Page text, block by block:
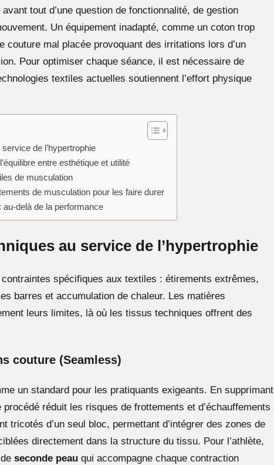
tout d’une question de fonctionnalité, de gestion
Un équipement inadapté, comme un coton trop
couture mal placée provoquant des irritations lors d’un
Pour optimiser chaque séance, il est nécessaire de
textiles actuelles soutiennent l’effort physique
de l’hypertrophie
entre esthétique et utilité
de musculation
de musculation pour les faire durer
au-delà de la performance
au service de l’hypertrophie
spécifiques aux textiles : étirements extrêmes,
barres et accumulation de chaleur. Les matières
leurs limites, là où les tissus techniques offrent des
couture (Seamless)
un standard pour les pratiquants exigeants. En supprimant
réduit les risques de frottements et d’échauffements
tricotés d’un seul bloc, permettant d’intégrer des zones de
directement dans la structure du tissu. Pour l’athlète,
seconde peau qui accompagne chaque contraction